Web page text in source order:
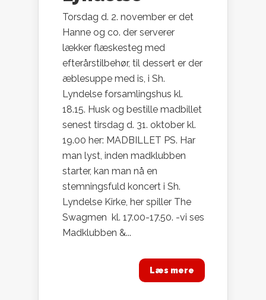
Torsdag d. 2. november er det
Hanne og co. der serverer
lækker flæskesteg med
efterårstilbehør, til dessert er der
æblesuppe med is, i Sh.
Lyndelse forsamlingshus kl.
18.15. Husk og bestille madbillet
senest tirsdag d. 31. oktober kl.
19.00 her: MADBILLET PS. Har
man lyst, inden madklubben
starter, kan man nå en
stemningsfuld koncert i Sh.
Lyndelse Kirke, her spiller The
Swagmen kl. 17.00-17.50. -vi ses
Madklubben &...
Læs mere